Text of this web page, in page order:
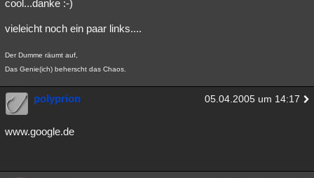
cool...danke :-)
vieleicht noch ein paar links....
Der Dumme räumt auf,
Das Genie(ich) beherscht das Chaos.
polyprion 05.04.2005 um 14:17
www.google.de